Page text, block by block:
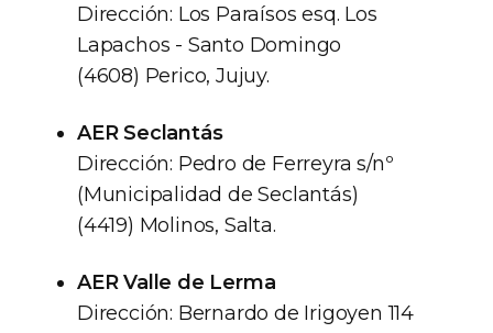
Dirección: Los Paraísos esq. Los
Lapachos - Santo Domingo
(4608) Perico, Jujuy.
AER Seclantás
Dirección: Pedro de Ferreyra s/nº
(Municipalidad de Seclantás)
(4419) Molinos, Salta.
AER Valle de Lerma
Dirección: Bernardo de Irigoyen 114